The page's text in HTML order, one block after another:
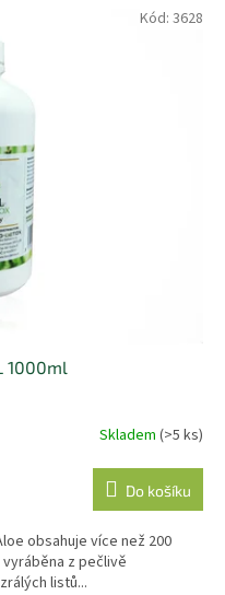
1000ml
Skladem (>5 ks)
Do košíku
obsahuje více než 200
z pečlivě
listů...
Kód: 3628